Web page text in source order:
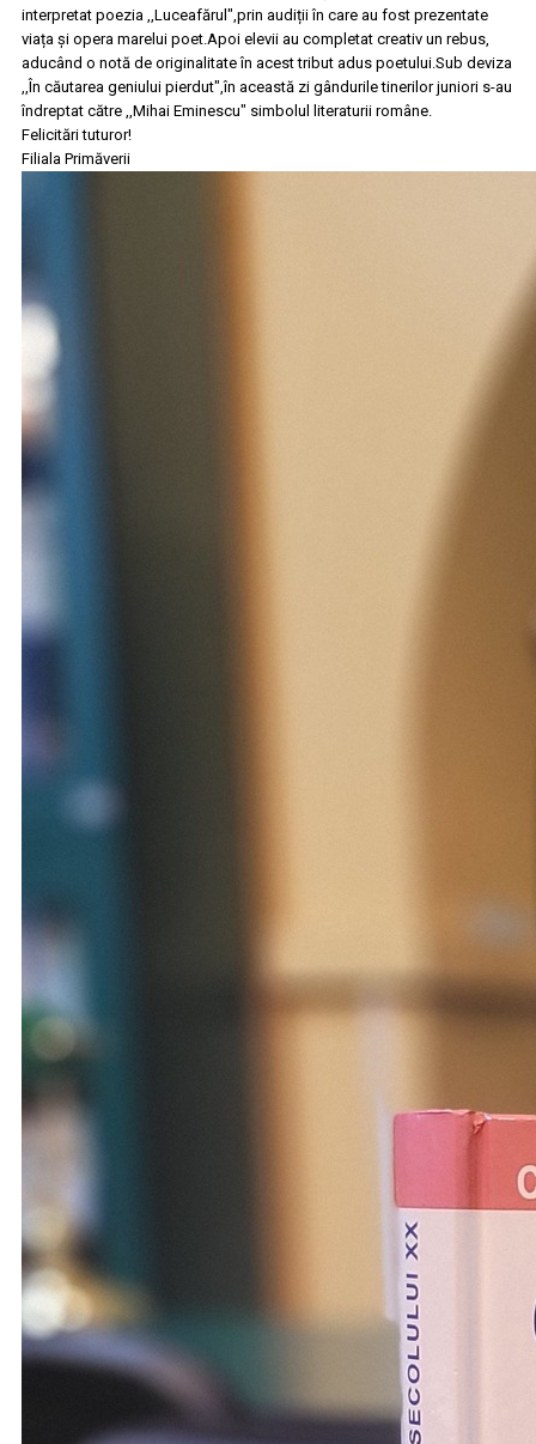
interpretat poezia ,,Luceafărul",prin audiții în care au fost prezentate
viața și opera marelui poet.Apoi elevii au completat creativ un rebus,
aducând o notă de originalitate în acest tribut adus poetului.Sub deviza
,,În căutarea geniului pierdut",în această zi gândurile tinerilor juniori s-au
îndreptat către ,,Mihai Eminescu" simbolul literaturii române.
Felicitări tuturor!
Filiala Primăverii